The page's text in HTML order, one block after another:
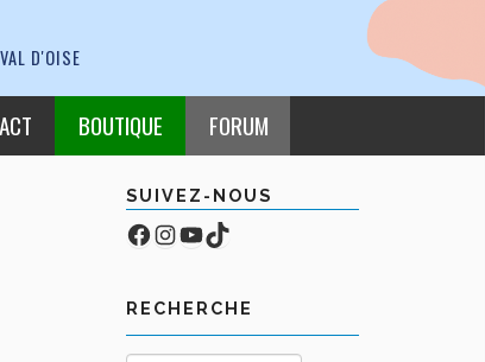
D'OISE
BOUTIQUE FORUM
SUIVEZ-NOUS
Facebook
Compte Instagram
YouTube
TikTok
RECHERCHE